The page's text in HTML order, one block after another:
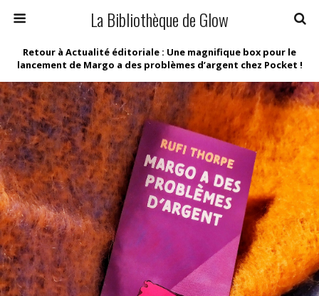
La Bibliothèque de Glow
Retour à Actualité éditoriale : Une magnifique box pour le
lancement de Margo a des problèmes d’argent chez Pocket !